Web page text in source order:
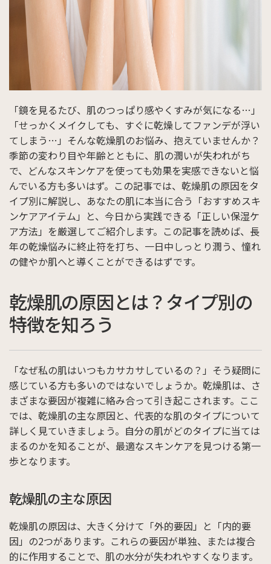
「鏡を見るたび、肌のつっぱり感やくすみが気になる…」
「せっかくメイクしても、すぐに乾燥してファンデが浮い
てしまう…」そんな乾燥肌のお悩み、抱えていませんか？
季節の変わり目や年齢とともに、肌の潤いが失われがち
で、どんなスキンケアを使っても効果を実感できないと悩
んでいる方も多いはず。この記事では、乾燥肌の原因をタ
イプ別に解説し、あなたの肌に本当に合う「おすすめスキ
ンケアアイテム」と、今日から実践できる「正しい保湿ケ
ア方法」を厳選してご紹介します。この記事を読めば、長
年の乾燥悩みに終止符を打ち、一日中しっとり潤う、憧れ
の健やか肌へと導くことができるはずです。
乾燥肌の原因とは？タイプ別の
特徴を知ろう
「なぜ私の肌はいつもカサカサしているの？」そう疑問に
感じている方も多いのではないでしょうか。乾燥肌は、さ
まざまな要因が複雑に絡み合って引き起こされます。ここ
では、乾燥肌の主な原因と、代表的な肌のタイプについて
詳しく見ていきましょう。自分の肌がどのタイプに当ては
まるのかを知ることが、最適なスキンケアを見つける第一
歩となります。
乾燥肌の主な原因
乾燥肌の原因は、大きく分けて「外的要因」と「内的要
因」の2つがあります。これらの要因が単独、または複合
的に作用することで、肌の水分が失われやすくなります。